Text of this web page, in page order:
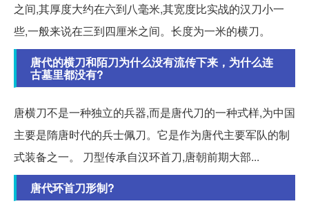
之间,其厚度大约在六到八毫米,其宽度比实战的汉刀小一
些,一般来说在三到四厘米之间。长度为一米的横刀。
唐代的横刀和陌刀为什么没有流传下来，为什么连
古墓里都没有?
唐横刀不是一种独立的兵器,而是唐代刀的一种式样,为中国
主要是隋唐时代的兵士佩刀。它是作为唐代主要军队的制
式装备之一。 刀型传承自汉环首刀,唐朝前期大部...
唐代环首刀形制?